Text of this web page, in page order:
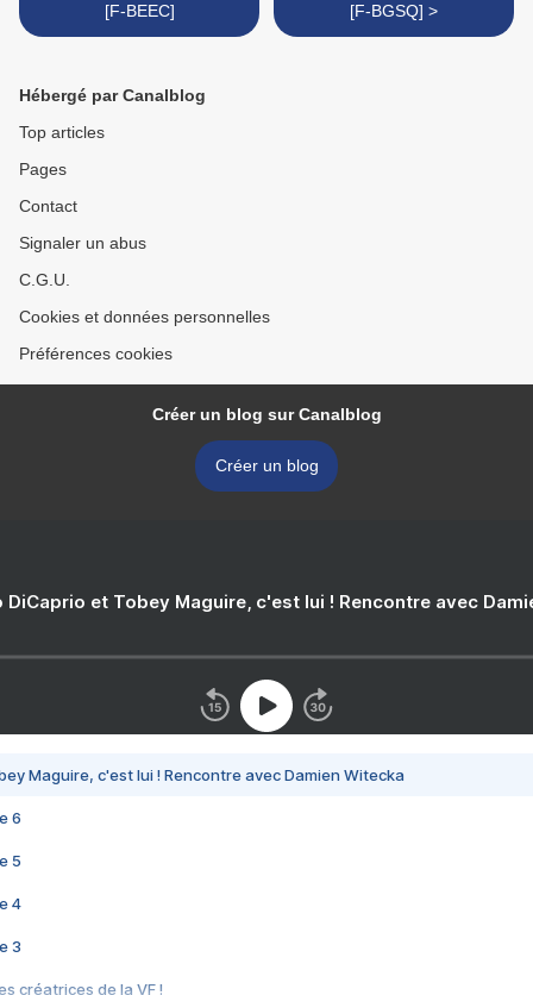
[F-BEEC]
[F-BGSQ] >
Hébergé par Canalblog
Top articles
Pages
Contact
Signaler un abus
C.G.U.
Cookies et données personnelles
Préférences cookies
Créer un blog sur Canalblog
Créer un blog
DiCaprio et Tobey Maguire, c'est lui ! Rencontre avec
Maguire, c'est lui ! Rencontre avec Damien Witecka
6
5
4
3
créatrices de la VF !